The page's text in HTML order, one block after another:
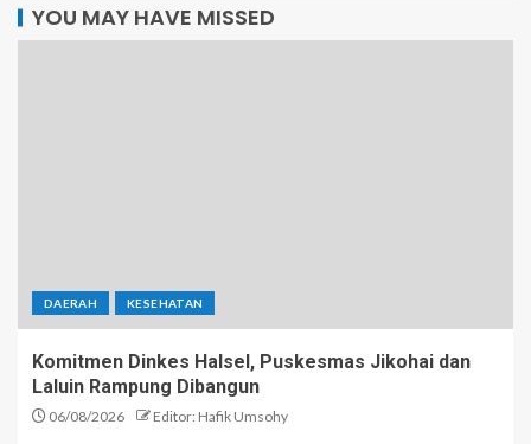
YOU MAY HAVE MISSED
DAERAH KESEHATAN
Komitmen Dinkes Halsel, Puskesmas Jikohai dan
Laluin Rampung Dibangun
06/08/2026 Editor: Hafik Umsohy